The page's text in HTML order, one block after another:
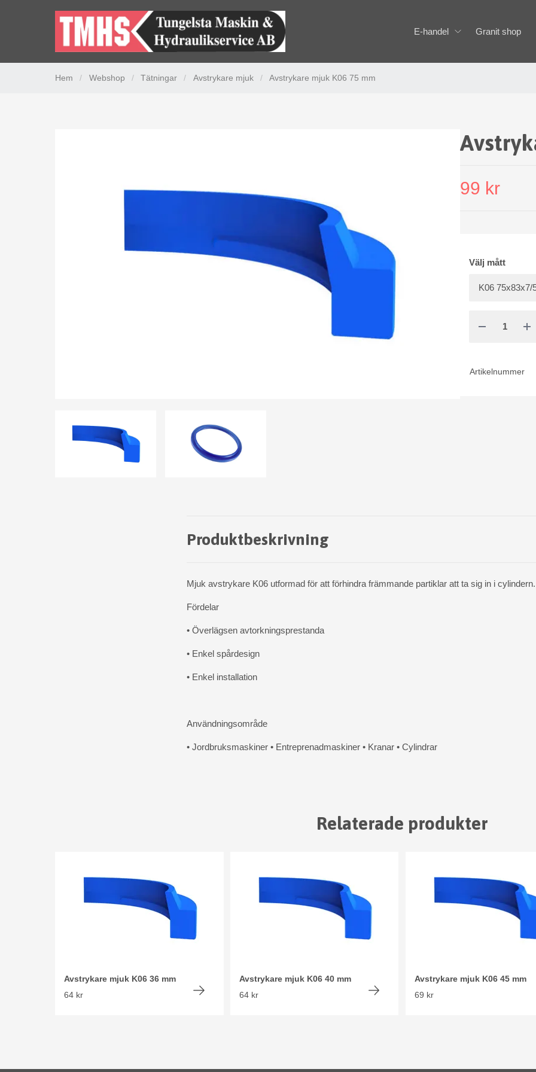
E-handel Granit shop
Hem / Webshop / Tätningar / Avstrykare mjuk / Avstrykare mjuk K06 75 mm
99 kr
Välj mått
Artikelnummer
Produktbeskrivning
Mjuk avstrykare K06 utformad för att förhindra främmande partiklar att ta sig in i
Fördelar
• Överlägsen avtorkningsprestanda
• Enkel spårdesign
• Enkel installation
Användningsområde
• Jordbruksmaskiner • Entreprenadmaskiner • Kranar • Cylindrar
Relaterade produkter
Avstrykare mjuk K06 36 mm
64 kr
Avstrykare mjuk K06 40 mm
64 kr
Avstrykare mjuk K06 45 mm
69 kr